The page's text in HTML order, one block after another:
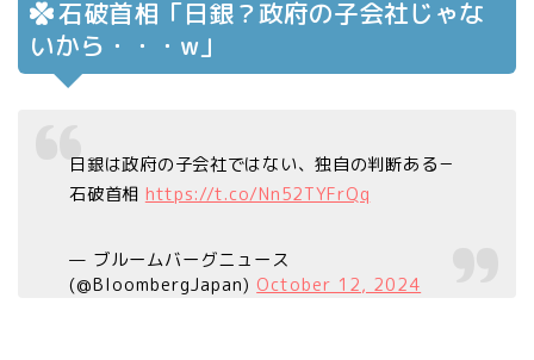
石破首相「日銀？政府の子会社じゃな
いから・・・w」
日銀は政府の子会社ではない、独自の判断ある－
石破首相 https://t.co/Nn52TYFrQq
— ブルームバーグニュース
(@BloombergJapan) October 12, 2024